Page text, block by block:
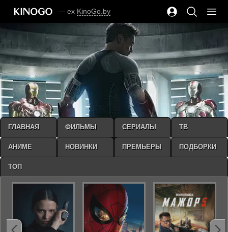
— ex KinoGo.by
ГЛАВНАЯ ФИЛЬМЫ СЕРИАЛЫ ТВ
АНИМЕ НОВИНКИ ПРЕМЬЕРЫ ПОДБОРКИ
ТОП